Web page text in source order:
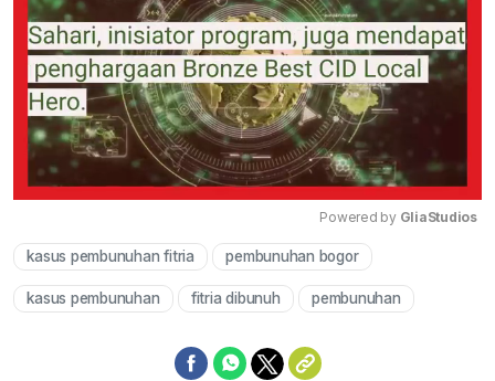
Powered by GliaStudios
kasus pembunuhan fitria pembunuhan bogor
kasus pembunuhan fitria dibunuh pembunuhan